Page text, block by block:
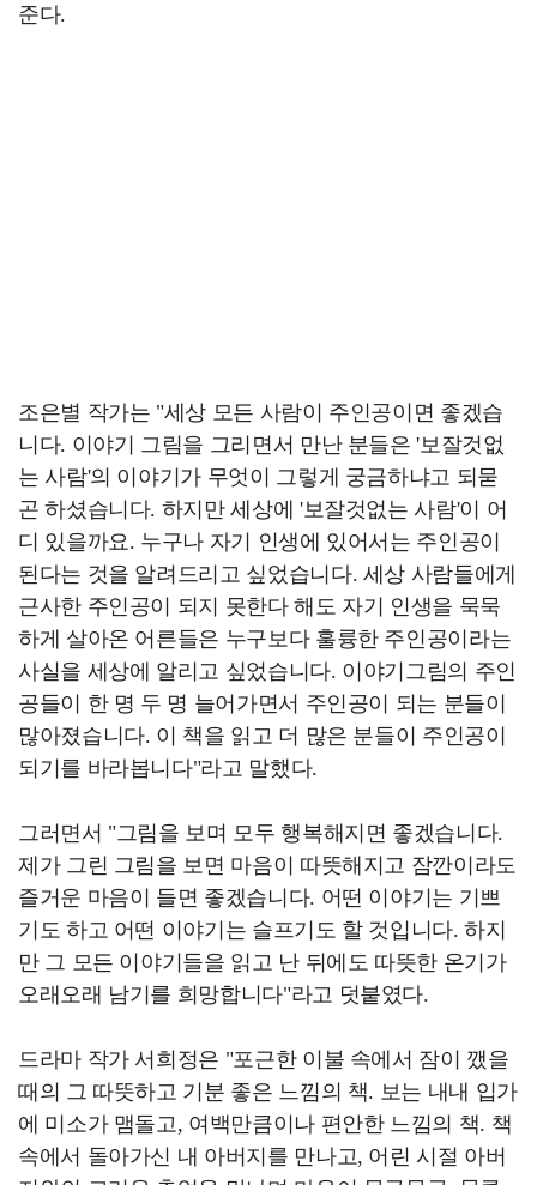
준다.
조은별 작가는 "세상 모든 사람이 주인공이면 좋겠습
니다. 이야기 그림을 그리면서 만난 분들은 '보잘것없
는 사람'의 이야기가 무엇이 그렇게 궁금하냐고 되묻
곤 하셨습니다. 하지만 세상에 '보잘것없는 사람'이 어
디 있을까요. 누구나 자기 인생에 있어서는 주인공이
된다는 것을 알려드리고 싶었습니다. 세상 사람들에게
근사한 주인공이 되지 못한다 해도 자기 인생을 묵묵
하게 살아온 어른들은 누구보다 훌륭한 주인공이라는
사실을 세상에 알리고 싶었습니다. 이야기그림의 주인
공들이 한 명 두 명 늘어가면서 주인공이 되는 분들이
많아졌습니다. 이 책을 읽고 더 많은 분들이 주인공이
되기를 바라봅니다"라고 말했다.
그러면서 "그림을 보며 모두 행복해지면 좋겠습니다.
제가 그린 그림을 보면 마음이 따뜻해지고 잠깐이라도
즐거운 마음이 들면 좋겠습니다. 어떤 이야기는 기쁘
기도 하고 어떤 이야기는 슬프기도 할 것입니다. 하지
만 그 모든 이야기들을 읽고 난 뒤에도 따뜻한 온기가
오래오래 남기를 희망합니다"라고 덧붙였다.
드라마 작가 서희정은 "포근한 이불 속에서 잠이 깼을
때의 그 따뜻하고 기분 좋은 느낌의 책. 보는 내내 입가
에 미소가 맴돌고, 여백만큼이나 편안한 느낌의 책. 책
속에서 돌아가신 내 아버지를 만나고, 어린 시절 아버